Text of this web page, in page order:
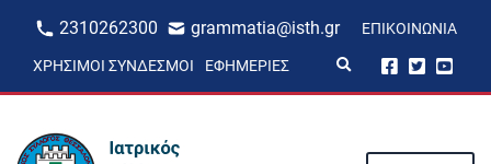
2310262300 grammatia@isth.gr ΕΠΙΚΟΙΝΩΝΊΑ
ΧΡΉΣΙΜΟΙ ΣΎΝΔΕΣΜΟΙ ΕΦΗΜΕΡΊΕΣ
p